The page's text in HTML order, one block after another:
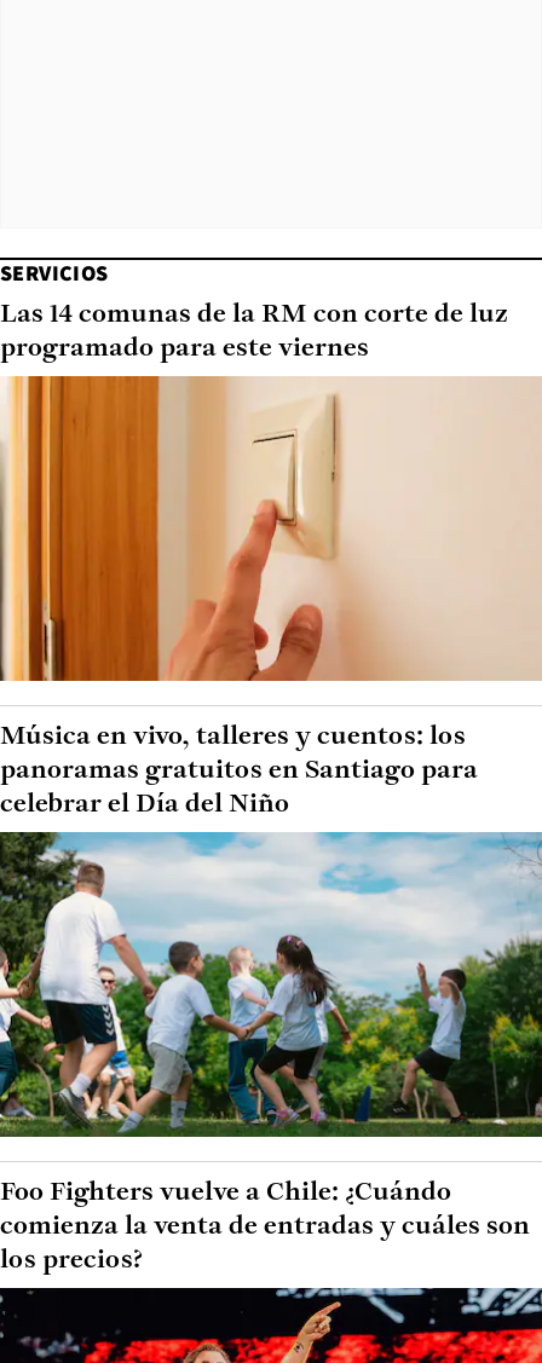
SERVICIOS
Las 14 comunas de la RM con corte de luz
programado para este viernes
Música en vivo, talleres y cuentos: los
panoramas gratuitos en Santiago para
celebrar el Día del Niño
Foo Fighters vuelve a Chile: ¿Cuándo
comienza la venta de entradas y cuáles son
los precios?